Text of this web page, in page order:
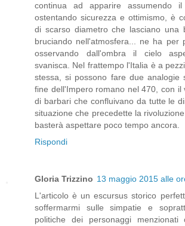
continua ad apparire assumendo il
ostentando sicurezza e ottimismo, è
di scarso diametro che lasciano una
bruciando nell'atmosfera... ne ha per
osservando dall'ombra il cielo
svanisca. Nel frattempo l'Italia è a
stessa, si possono fare due analogie
fine dell'Impero romano nel 470, con il
di barbari che confluivano da tutte le
situazione che precedette la
basterà aspettare poco tempo ancora.
Rispondi
Gloria Trizzino 13 maggio 2015 alle
L'articolo è un escursus storico
soffermarmi sulle simpatie e
politiche dei personaggi